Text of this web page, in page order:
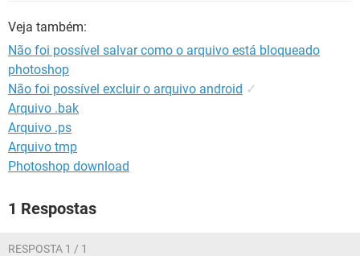
GUIA DE COMPRAS
Veja também:
Não foi possível salvar como o arquivo está bloqueado
photoshop
Não foi possível excluir o arquivo android ✓
Arquivo .bak
Arquivo .ps
Arquivo tmp
Photoshop download
1 Respostas
RESPOSTA 1 / 1